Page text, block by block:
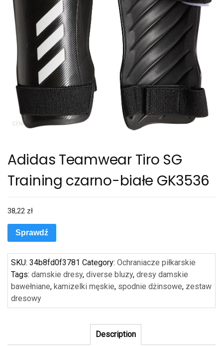
Adidas Teamwear Tiro SG
Training czarno-białe GK3536
38,22 zł
Sprawdź
SKU: 34b8fd0f3781 Category: Ochraniacze piłkarskie
Tags: damskie dresy, diverse bluzy, dresy damskie
bawełniane, kamizelki męskie, spodnie dżinsowe, zestaw
dresowy
Description